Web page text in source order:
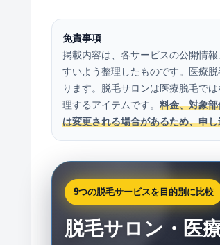
免責事項
掲載内容は、各サービスの公開情
すいよう整理したものです。医療
ります。脱毛サロンは医療脱毛で
理するアイテムです。 料金、対象
は変更される場合があるため、申
9つの脱毛サービスを目的別に比較
脱毛サロン・医